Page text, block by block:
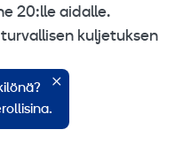
20:lle aidalle.
kuljetuksen